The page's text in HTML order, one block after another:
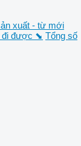
xuất - từ mới
đi được ⬊ Tổng số